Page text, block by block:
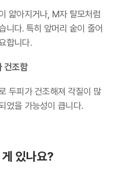
얇아지거나, M자 탈모처럼
니다. 특히 앞머리 숱이 줄어
합니다.
건조함
두피가 건조해져 각질이 많
었을 가능성이 큽니다.
있나요?